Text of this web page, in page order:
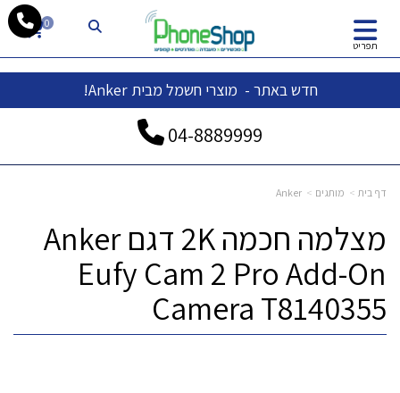
תפריט
0
חדש באתר - מוצרי חשמל מבית Anker!
04-8889999
דף בית מותגים Anker
מצלמה חכמה 2K דגם Anker
Eufy Cam 2 Pro Add-On
Camera T8140355